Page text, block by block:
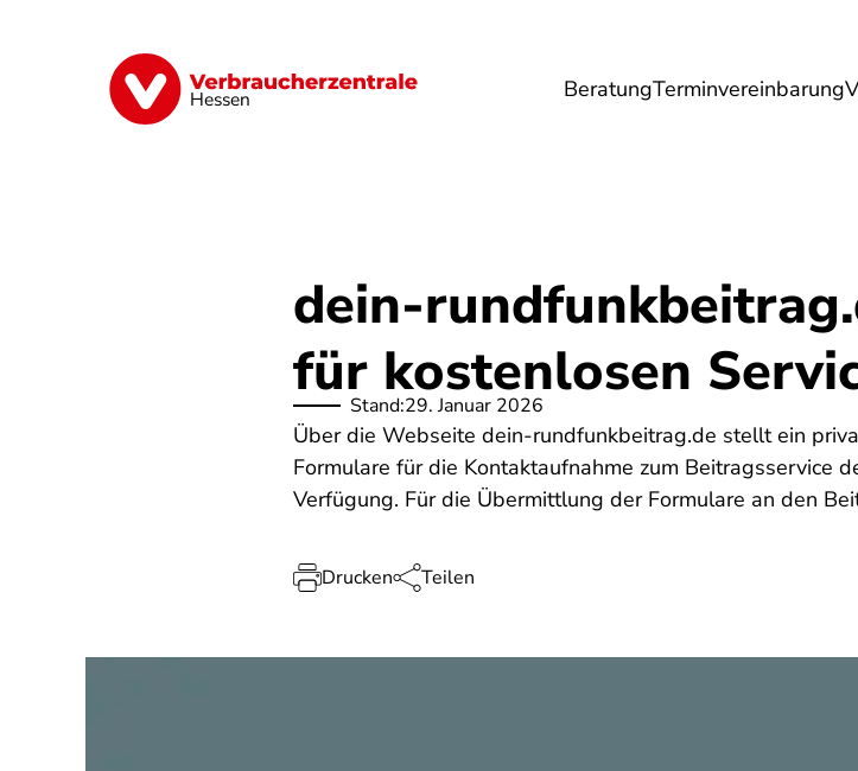
Hessen BeratungTerminvereinbarung
Digitales Energie Finanzen Gesundheit Lebensmittel
dein-
für kostenlosen
Stand:29. Januar 2026
Über die Webseite dein-rundfunkbeitrag.de stellt ein
Formulare für die Kontaktaufnahme zum Beitragsservice
Verfügung. Für die Übermittlung der Formulare an den
Drucken Teilen